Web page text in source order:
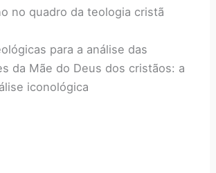
no quadro da teologia cristã
para a análise das
da Mãe do Deus dos cristãos: a
iconológica